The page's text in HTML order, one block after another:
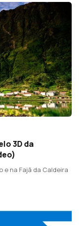
3D da
e na Fajã da Caldeira